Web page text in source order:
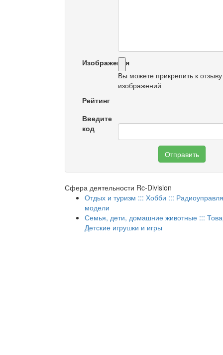
Изображения
Вы можете прикрепить к
изображений
Рейтинг
Введите
код
Отправить
Сфера деятельности Rc-Division
Отдых и туризм ::: Хобби :::
модели
Семья, дети, домашние животные :::
Детские игрушки и игры